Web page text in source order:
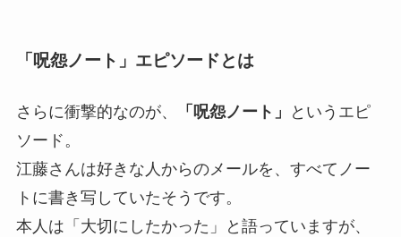
「呪怨ノート」エピソードとは
さらに衝撃的なのが、 「呪怨ノート」
というエピ
ソード。
江藤さんは好きな人からのメールを、すべてノー
トに書き写していたそうです。
本人は「大切にしたかった」と語っていますが、